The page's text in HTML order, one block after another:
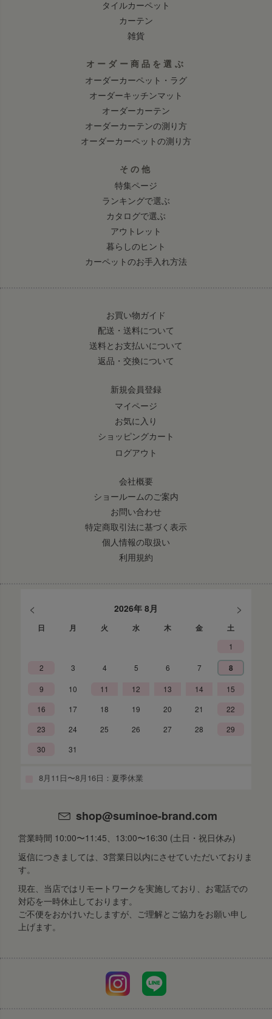
タイルカーペット
カーテン
雑貨
オーダー商品を選ぶ
オーダーカーペット・ラグ
オーダーキッチンマット
オーダーカーテン
オーダーカーテンの測り方
オーダーカーペットの測り方
その他
特集ページ
ランキングで選ぶ
カタログで選ぶ
アウトレット
暮らしのヒント
カーペットのお手入れ方法
お買い物ガイド
配送・送料について
送料とお支払いについて
返品・交換について
新規会員登録
マイページ
お気に入り
ショッピングカート
ログアウト
会社概要
ショールームのご案内
お問い合わせ
特定商取引法に基づく表示
個人情報の取扱い
利用規約
< 2026年 8月 >
日 月 火 水 木 金 土
1
2 3 4 5 6 7 8
9 10 11 12 13 14
15
16
17 18 19 20 21
22
23
24 25 26 27 28
29
30
31
8月11日〜8月16日：夏季休業
shop@suminoe-brand.com
営業時間 10:00〜11:45、13:00〜16:30 (土日・祝日休み)
返信につきましては、3営業日以内にさせていただいておりま
す。
現在、当店ではリモートワークを実施しており、お電話での
対応を一時休止しております。
ご不便をおかけいたしますが、ご理解とご協力をお願い申し
上げます。